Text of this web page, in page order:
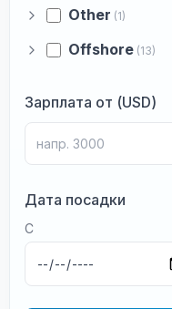
Other (1)
Offshore (13)
Зарплата от (USD)
Дата посадки
С